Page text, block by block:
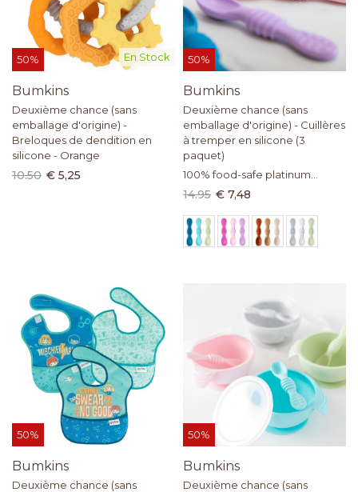
En Stock
50%
Bumkins
Deuxième chance (sans
emballage d'origine) -
Breloques de dendition en
silicone - Orange
10.50 € 5,25
50%
Bumkins
Deuxième chance (sans
emballage d'origine) - Cuillères
à tremper en silicone (3
paquet)
100% food-safe platinum
silicone
14.95 € 7,48
50%
Bumkins
Deuxième chance (sans
50%
Bumkins
Deuxième chance (sans